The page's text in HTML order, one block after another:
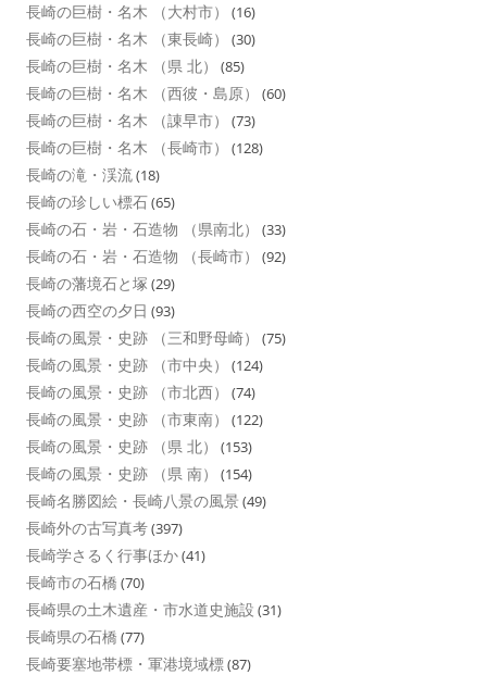
長崎の巨樹・名木 （大村市） (16)
長崎の巨樹・名木 （東長崎） (30)
長崎の巨樹・名木 （県 北） (85)
長崎の巨樹・名木 （西彼・島原） (60)
長崎の巨樹・名木 （諌早市） (73)
長崎の巨樹・名木 （長崎市） (128)
長崎の滝・渓流(18)
長崎の珍しい標石(65)
長崎の石・岩・石造物 （県南北） (33)
長崎の石・岩・石造物 （長崎市） (92)
長崎の藩境石と塚 (29)
長崎の西空の夕日 (93)
長崎の風景・史跡 （三和野母崎） (75)
長崎の風景・史跡 （市中央） (124)
長崎の風景・史跡 （市北西） (74)
長崎の風景・史跡 （市東南） (122)
長崎の風景・史跡 （県 北） (153)
長崎の風景・史跡 （県 南） (154)
長崎名勝図絵・長崎八景の風景 (49)
長崎外の古写真考(397)
長崎学さるく行事ほか(41)
長崎市の石橋 (70)
長崎県の土木遺産・市水道史施設 (31)
長崎県の石橋 (77)
長崎要塞地帯標・軍港境域標(87)